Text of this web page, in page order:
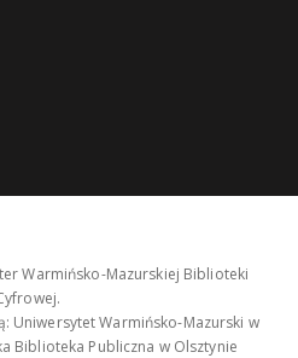
Warmińsko-Mazurskiej Biblioteki
Uniwersytet Warmińsko-Mazurski w
Biblioteka Publiczna w Olsztynie